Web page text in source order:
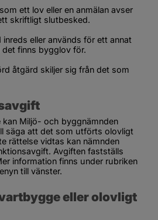
ett lov eller en anmälan avser
skriftligt slutbesked.
inreds eller används för ett annat
det finns bygglov för.
åtgärd skiljer sig från det som
Miljö- och byggnämnden
säga att det som utförts olovligt
rättelse vidtas kan nämnden
Avgiften fastställs
till vänster.
eller olovligt